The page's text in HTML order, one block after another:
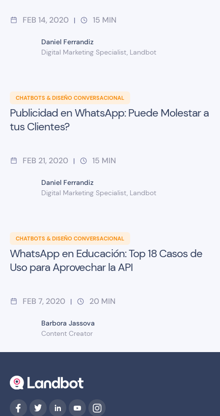
FEB 14, 2020 | 15 MIN
Daniel Ferrandiz
Digital Marketing Specialist, Landbot
CHATBOTS & DISEÑO CONVERSACIONAL
Publicidad en WhatsApp: Puede Molestar a
tus Clientes?
FEB 21, 2020 | 15 MIN
Daniel Ferrandiz
Digital Marketing Specialist, Landbot
CHATBOTS & DISEÑO CONVERSACIONAL
WhatsApp en Educación: Top 18 Casos de
Uso para Aprovechar la API
FEB 7, 2020 | 20 MIN
Barbora Jassova
Content Creator